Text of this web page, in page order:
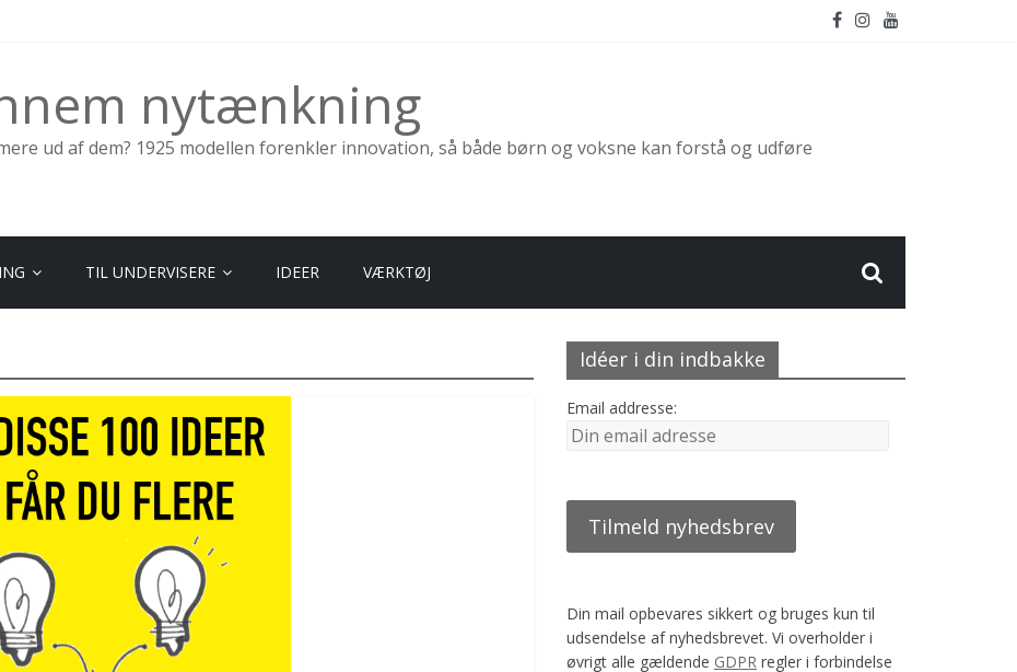
nytænkning
ud af dem? 1925 modellen forenkler innovation, så både børn og voksne kan forstå og udføre
TIL UNDERVISERE IDEER VÆRKTØJ
Idéer i din indbakke
Email addresse:
Din mail opbevares sikkert og bruges kun til
udsendelse af nyhedsbrevet. Vi overholder i
øvrigt alle gældende GDPR regler i forbindelse